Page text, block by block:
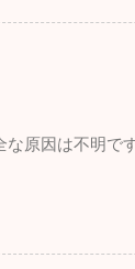
原因は不明で